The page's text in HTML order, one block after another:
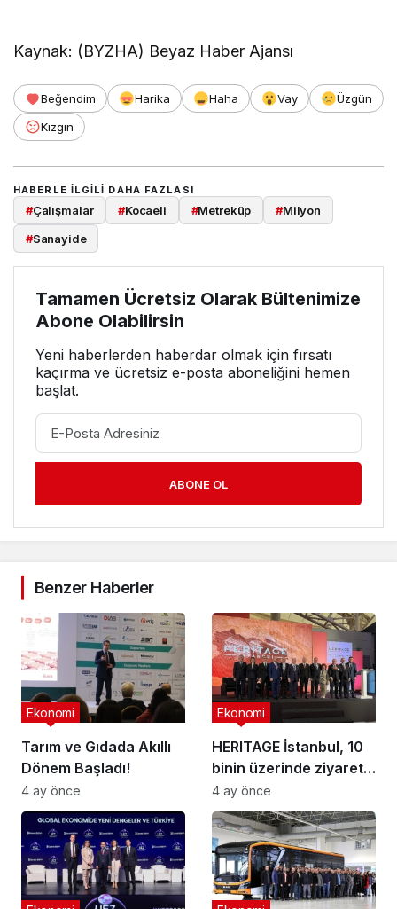
Kaynak: (BYZHA) Beyaz Haber Ajansı
Beğendim Harika Haha Vay
Üzgün
Kızgın
HABERLE ILGILI DAHA FAZLASI
#Çalışmalar #Kocaeli #Metreküp #Milyon
#Sanayide
Tamamen Ücretsiz Olarak Bültenimize
Abone Olabilirsin
Yeni haberlerden haberdar olmak için fırsatı
kaçırma ve ücretsiz e-posta aboneliğini hemen
başlat.
ABONE OL
Benzer Haberler
Tarım ve Gıdada Akıllı
Dönem Başladı!
Ekonomi
4 ay önce
HERITAGE İstanbul, 10
binin üzerinde ziyaretçi
ağırladı
Ekonomi
4 ay önce